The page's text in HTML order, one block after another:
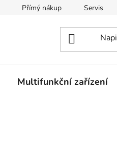
Přímý nákup Servis
Multifunkční zařízení